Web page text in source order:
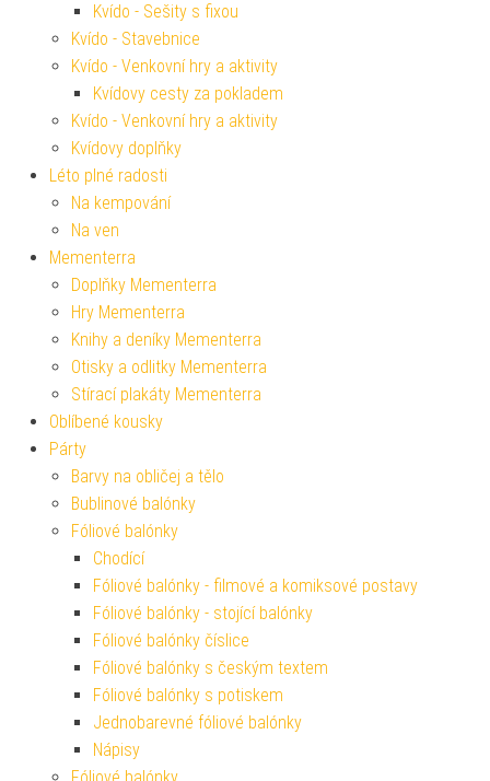
Kvído - Sešity s fixou
Kvído - Stavebnice
Kvído - Venkovní hry a aktivity
Kvídovy cesty za pokladem
Kvído - Venkovní hry a aktivity
Kvídovy doplňky
Léto plné radosti
Na kempování
Na ven
Mementerra
Doplňky Mementerra
Hry Mementerra
Knihy a deníky Mementerra
Otisky a odlitky Mementerra
Stírací plakáty Mementerra
Oblíbené kousky
Párty
Barvy na obličej a tělo
Bublinové balónky
Fóliové balónky
Chodící
Fóliové balónky - filmové a komiksové postavy
Fóliové balónky - stojící balónky
Fóliové balónky číslice
Fóliové balónky s českým textem
Fóliové balónky s potiskem
Jednobarevné fóliové balónky
Nápisy